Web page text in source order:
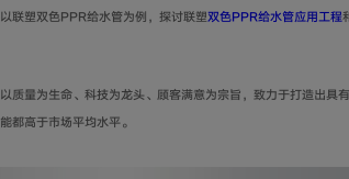
联塑双色PPR给水管为例，探讨联塑双色PPR给水管应用工程
质量为生命、科技为龙头、顾客满意为宗旨，致力于打造出具
都高于市场平均水平。